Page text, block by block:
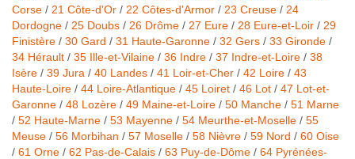
Corse / 21 Côte-d'Or / 22 Côtes-d'Armor / 23 Creuse / 24
Dordogne / 25 Doubs / 26 Drôme / 27 Eure / 28 Eure-et-Loir / 29
Finistère / 30 Gard / 31 Haute-Garonne / 32 Gers / 33 Gironde /
34 Hérault / 35 Ille-et-Vilaine / 36 Indre / 37 Indre-et-Loire / 38
Isère / 39 Jura / 40 Landes / 41 Loir-et-Cher / 42 Loire / 43
Haute-Loire / 44 Loire-Atlantique / 45 Loiret / 46 Lot / 47 Lot-et-
Garonne / 48 Lozère / 49 Maine-et-Loire / 50 Manche / 51 Marne
/ 52 Haute-Marne / 53 Mayenne / 54 Meurthe-et-Moselle / 55
Meuse / 56 Morbihan / 57 Moselle / 58 Nièvre / 59 Nord / 60 Oise
/ 61 Orne / 62 Pas-de-Calais / 63 Puy-de-Dôme / 64 Pyrénées-